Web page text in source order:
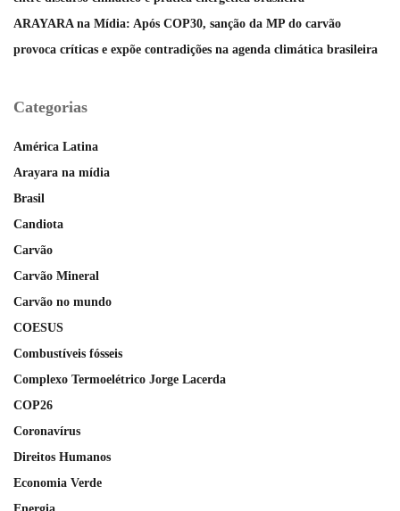
ARAYARA na Mídia: Após COP30, sanção da MP do carvão
provoca críticas e expõe contradições na agenda climática brasileira
Categorias
América Latina
Arayara na mídia
Brasil
Candiota
Carvão
Carvão Mineral
Carvão no mundo
COESUS
Combustíveis fósseis
Complexo Termoelétrico Jorge Lacerda
COP26
Coronavírus
Direitos Humanos
Economia Verde